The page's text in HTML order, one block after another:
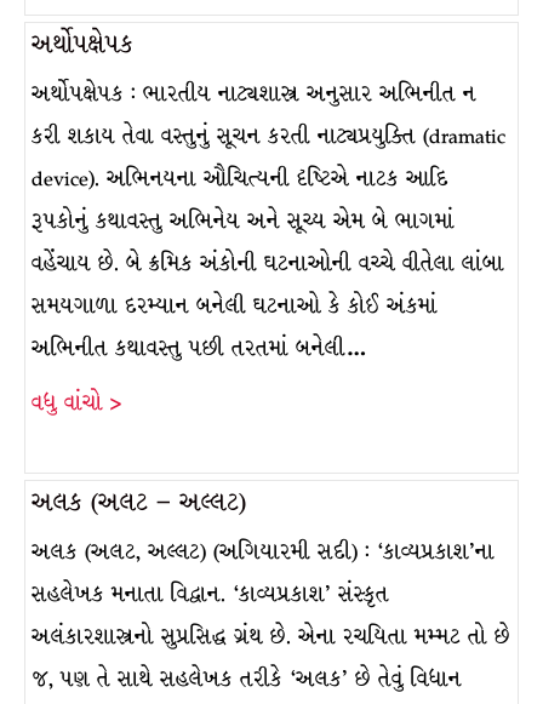
અર્થોપક્ષેપક
અર્થોપક્ષેપક : ભારતીય નાટ્યશાસ્ત્ર અનુસાર અભિનીત ન
કરી શકાય તેવા વસ્તુનું સૂચન કરતી નાટ્યપ્રયુક્તિ (dramatic
device). અભિનયના ઔચિત્યની દૃષ્ટિએ નાટક આદિ
રૂપકોનું કથાવસ્તુ અભિનેય અને સૂચ્ય એમ બે ભાગમાં
વહેંચાય છે. બે ક્રમિક અંકોની ઘટનાઓની વચ્ચે વીતેલા લાંબા
સમયગાળા દરમ્યાન બનેલી ઘટનાઓ કે કોઈ અંકમાં
અભિનીત કથાવસ્તુ પછી તરતમાં બનેલી…
વધુ વાંચો >
અલક (અલટ – અલ્લટ)
અલક (અલટ, અલ્લટ) (અગિયારમી સદી) : ‘કાવ્યપ્રકાશ’ના
સહલેખક મનાતા વિદ્વાન. ‘કાવ્યપ્રકાશ’ સંસ્કૃત
અલંકારશાસ્ત્રનો સુપ્રસિદ્ધ ગ્રંથ છે. એના રચયિતા મમ્મટ તો છે
જ, પણ તે સાથે સહલેખક તરીકે ‘અલક’ છે તેવું વિધાન